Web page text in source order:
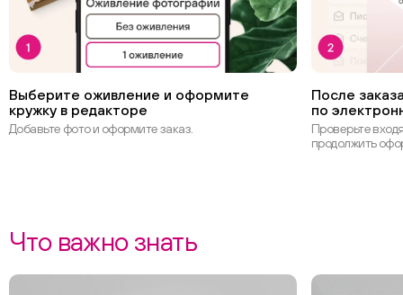
Выберите оживление и оформите
кружку в редакторе
Добавьте фото и оформите заказ.
После
по
Проверьте
продолжить
Что важно знать